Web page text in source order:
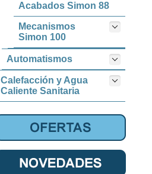
Acabados Simon 88
Mecanismos
Simon 100
Automatismos
Calefacción y Agua
Caliente Sanitaria